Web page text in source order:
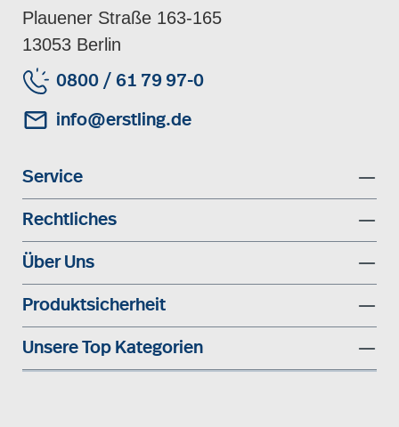
Plauener Straße 163-165
13053 Berlin
0800 / 61 79 97-0
info@erstling.de
Service
Rechtliches
Über Uns
Produktsicherheit
Unsere Top Kategorien